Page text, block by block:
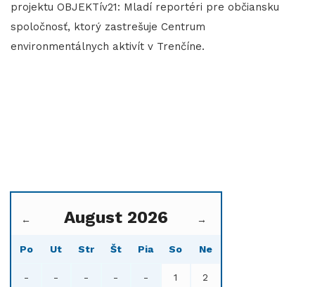
projektu OBJEKTív21: Mladí reportéri pre občiansku
spoločnosť, ktorý zastrešuje Centrum
environmentálnych aktivít v Trenčíne.
← August 2026 →
Po Ut Str Št Pia So Ne
- - - - - 1 2